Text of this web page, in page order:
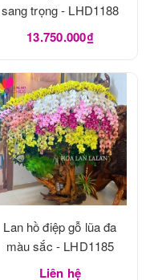
sang trọng - LHD1188
13.750.000₫
Lan hồ điệp gỗ lũa đa
màu sắc - LHD1185
Liên hệ